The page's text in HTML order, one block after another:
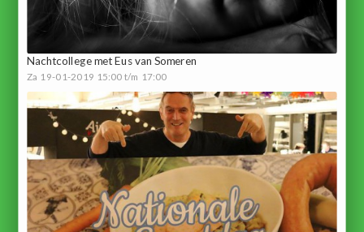
Nachtcollege met Eus van Someren
Za 19-01-2019 15:00 t/m 17:00